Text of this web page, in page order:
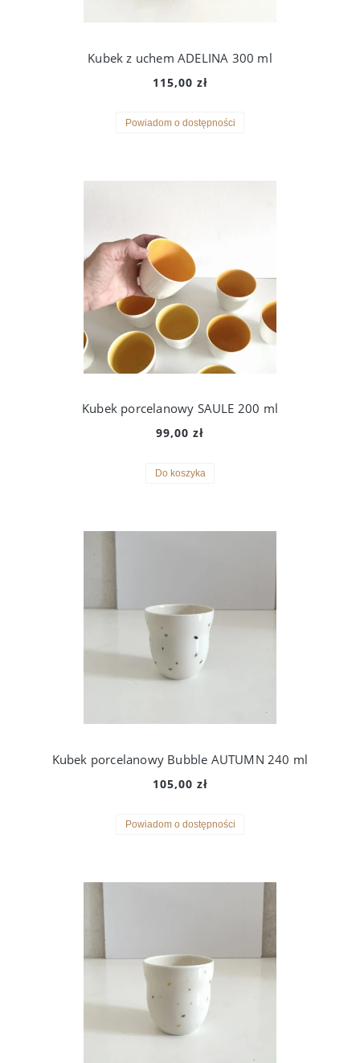
Kubek z uchem ADELINA 300 ml
115,00 zł
Powiadom o dostępności
Kubek porcelanowy SAULE 200 ml
99,00 zł
Do koszyka
Kubek porcelanowy Bubble AUTUMN 240 ml
105,00 zł
Powiadom o dostępności